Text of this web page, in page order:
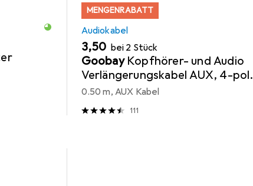
MENGENRABATT
Audiokabel
EUR
3,50 bei 2 Stück
Goobay Kopfhörer- und Audio
Verlängerungskabel AUX, 4-pol.
3,5 mm slim, CU
0.50 m, AUX Kabel
111